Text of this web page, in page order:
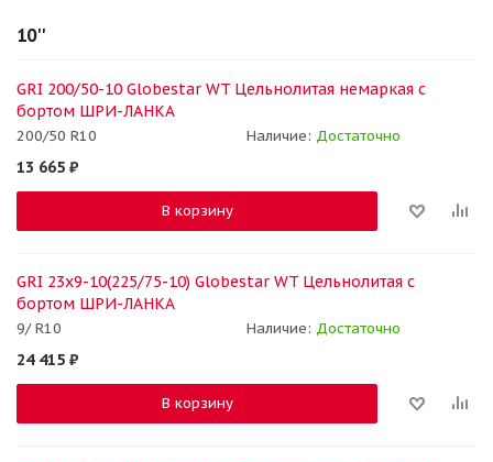
10''
GRI 200/50-10 Globestar WT Цельнолитая немаркая с
бортом ШРИ-ЛАНКА
200/50 R10 Наличие: Достаточно
13 665 ₽
В корзину
GRI 23x9-10(225/75-10) Globestar WT Цельнолитая с
бортом ШРИ-ЛАНКА
9/ R10 Наличие: Достаточно
24 415 ₽
В корзину